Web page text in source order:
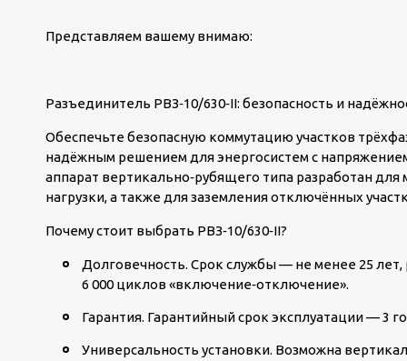
Представляем вашему внимаю:
Разъединитель РВЗ‑10/630‑II: безопасность и
Обеспечьте безопасную коммутацию участков
надёжным решением для энергосистем с
аппарат вертикально‑рубящего типа разработан
нагрузки, а также для заземления отключённых
Почему стоит выбрать РВЗ‑10/630‑II?
Долговечность. Срок службы — не менее 25 лет,
6 000 циклов «включение‑отключение».
Гарантия. Гарантийный срок эксплуатации — 3
Универсальность установки. Возможна